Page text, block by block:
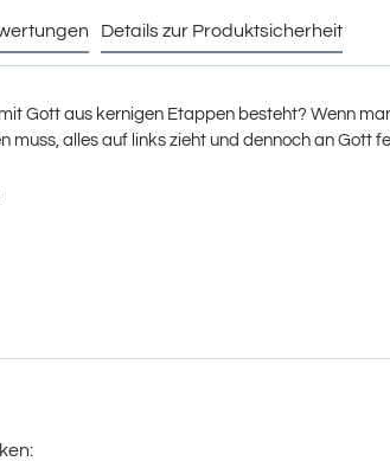
Details zur Produktsicherheit
Gott aus kernigen Etappen besteht? Wenn
muss, alles auf links zieht und dennoch an